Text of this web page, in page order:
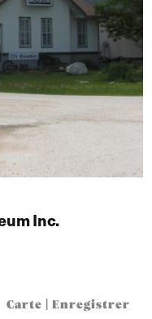
Inc.
Carte Enregistrer